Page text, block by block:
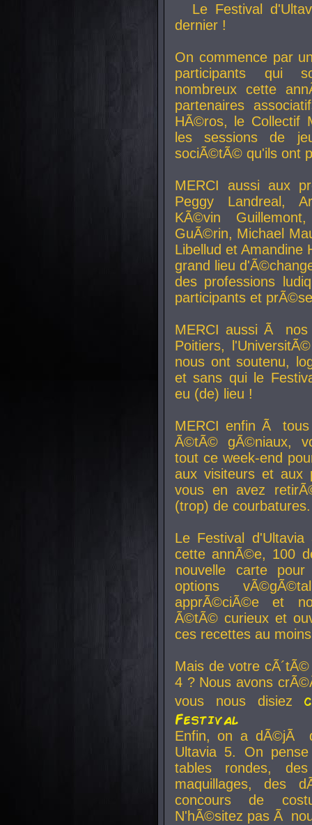
Le Festival
dernier !
On commence par
participants qui
nombreux cette
partenaires
HÃ©ros, le Collectif
les sessions de
sociÃ©tÃ© qu'ils ont
MERCI aussi aux
Peggy Landreal,
KÃ©vin
GuÃ©rin, Michael
Libellud et Amandine
grand lieu
des professions
participants et
MERCI aussi Ã nos
Poitiers,
nous ont soutenu,
et sans qui le
eu (de) lieu !
MERCI enfin Ã
Ã©tÃ© gÃ©niaux,
tout ce week-end
aux visiteurs et aux
vous en avez
(trop) de courbatures.
Le Festival
cette annÃ©e, 100
nouvelle carte
options
apprÃ©ciÃ©e et
Ã©tÃ© curieux et
ces recettes au
Mais de votre
4 ? Nous avons
vous nous disiez
Festival
Enfin, on a dÃ©jÃ
Ultavia 5. On
tables rondes,
maquillages, des
concours de
N'hÃ©sitez pas Ã